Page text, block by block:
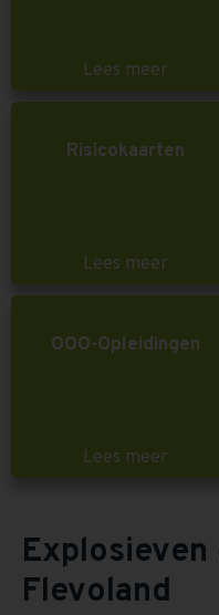
Lees meer
Risicokaarten
Lees meer
OOO-Opleidingen
Lees meer
Flevoland